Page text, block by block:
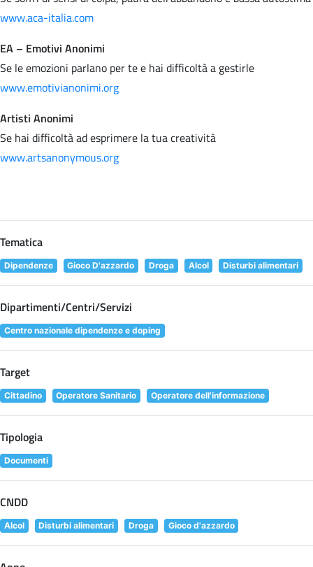
www.aca-italia.com
EA – Emotivi Anonimi
Se le emozioni parlano per te e hai difficoltà a gestirle
www.emotivianonimi.org
Artisti Anonimi
Se hai difficoltà ad esprimere la tua creatività
www.artsanonymous.org
Tematica
Dipendenze Gioco D'azzardo Droga Alcol Disturbi alimentari
Dipartimenti/Centri/Servizi
Centro nazionale dipendenze e doping
Target
Cittadino Operatore Sanitario Operatore dell'informazione
Tipologia
Documenti
CNDD
Alcol Disturbi alimentari Droga Gioco d'azzardo